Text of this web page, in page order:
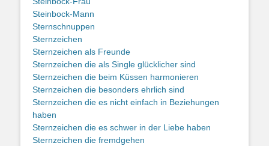
Steinbock-Mann
Sternschnuppen
Sternzeichen
Sternzeichen als Freunde
Sternzeichen die als Single glücklicher sind
Sternzeichen die beim Küssen harmonieren
Sternzeichen die besonders ehrlich sind
Sternzeichen die es nicht einfach in Beziehungen
haben
Sternzeichen die es schwer in der Liebe haben
Sternzeichen die fremdgehen